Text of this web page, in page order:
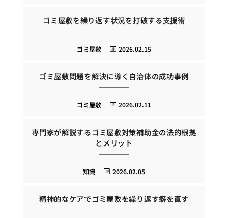
ゴミ屋敷を繰り返す状況を打破する支援術
2026.02.15
ゴミ屋敷
ゴミ屋敷問題を解決に導く自治体の成功事例
2026.02.11
ゴミ屋敷
専門家が解説するゴミ屋敷対策補助金の法的根拠
とメリット
2026.02.05
知識
精神的なケアでゴミ屋敷を繰り返す癖を直す